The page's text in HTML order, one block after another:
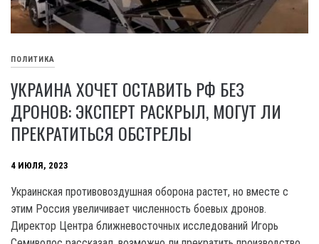
ПОЛИТИКА
УКРАИНА ХОЧЕТ ОСТАВИТЬ РФ БЕЗ
ДРОНОВ: ЭКСПЕРТ РАСКРЫЛ, МОГУТ ЛИ
ПРЕКРАТИТЬСЯ ОБСТРЕЛЫ
4 ИЮЛЯ, 2023
Украинская противовоздушная оборона растет, но вместе с
этим Россия увеличивает численность боевых дронов.
Директор Центра ближневосточных исследований Игорь